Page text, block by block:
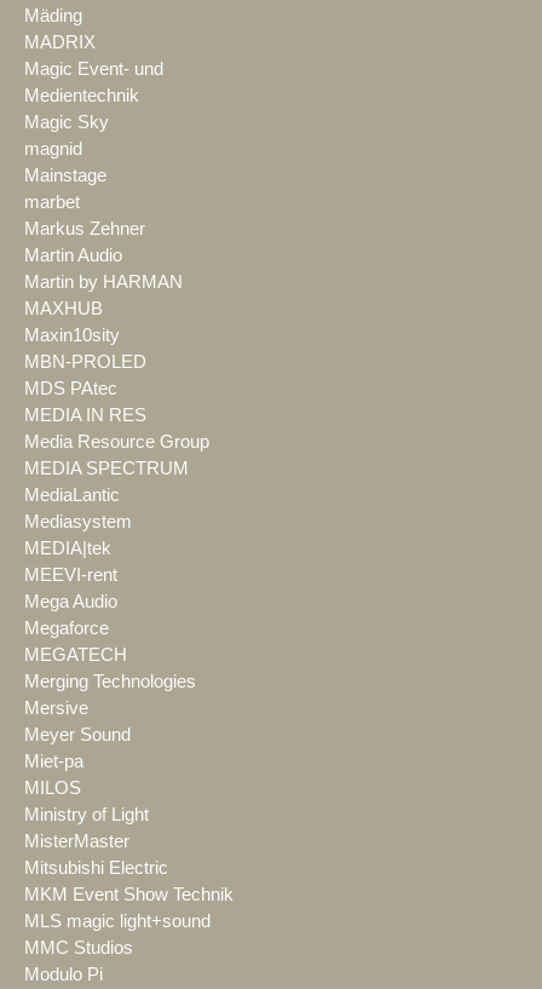
Mäding
MADRIX
Magic Event- und
Medientechnik
Magic Sky
magnid
Mainstage
marbet
Markus Zehner
Martin Audio
Martin by HARMAN
MAXHUB
Maxin10sity
MBN-PROLED
MDS PAtec
MEDIA IN RES
Media Resource Group
MEDIA SPECTRUM
MediaLantic
Mediasystem
MEDIA|tek
MEEVI-rent
Mega Audio
Megaforce
MEGATECH
Merging Technologies
Mersive
Meyer Sound
Miet-pa
MILOS
Ministry of Light
MisterMaster
Mitsubishi Electric
MKM Event Show Technik
MLS magic light+sound
MMC Studios
Modulo Pi